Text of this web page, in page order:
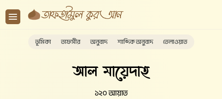
ভূমিকা তাফসীর অনুবাদ শাব্দিক অনুবাদ তেলাওয়াত
আল মায়েদাহ
১২০ আয়াত